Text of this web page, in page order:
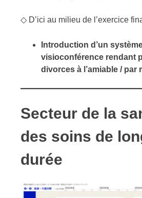
◇ D’ici au milieu de l’exercice
Introduction d’un
visioconférence rendant
divorces à l’amiable / par
Secteur de la
des soins de
durée